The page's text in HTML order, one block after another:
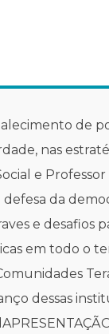
de
nas
e
da
e desafios
em todo o
dessas